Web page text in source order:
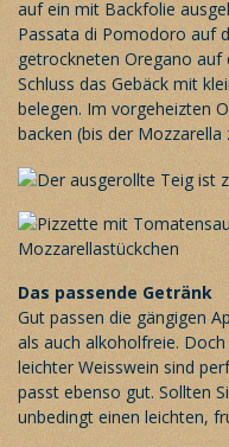
auf ein mit Backfolie
Passata di Pomodoro auf
getrockneten Oregano
Schluss das Gebäck mit
belegen. Im vorgeheizten
backen (bis der Mozzarella
Das passende Getränk
Gut passen die gängigen
als auch alkoholfreie.
leichter Weisswein sind
passt ebenso gut. Sollten
unbedingt einen leichten,